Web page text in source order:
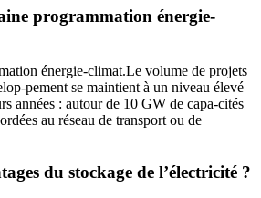
programmation énergie-
énergie-climat.Le volume de projets
pement se maintient à un niveau élevé
années : autour de 10 GW de capa-cités
au réseau de transport ou de
du stockage de l’électricité ?